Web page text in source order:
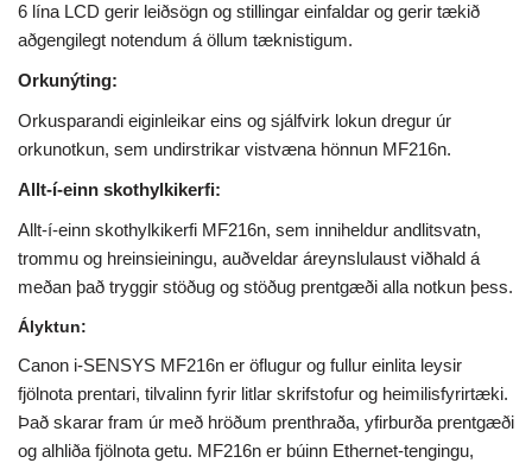
6 lína LCD gerir leiðsögn og stillingar einfaldar og gerir tækið
aðgengilegt notendum á öllum tæknistigum.
Orkunýting:
Orkusparandi eiginleikar eins og sjálfvirk lokun dregur úr
orkunotkun, sem undirstrikar vistvæna hönnun MF216n.
Allt-í-einn skothylkikerfi:
Allt-í-einn skothylkikerfi MF216n, sem inniheldur andlitsvatn,
trommu og hreinsieiningu, auðveldar áreynslulaust viðhald á
meðan það tryggir stöðug og stöðug prentgæði alla notkun þess.
Ályktun:
Canon i-SENSYS MF216n er öflugur og fullur einlita leysir
fjölnota prentari, tilvalinn fyrir litlar skrifstofur og heimilisfyrirtæki.
Það skarar fram úr með hröðum prenthraða, yfirburða prentgæði
og alhliða fjölnota getu. MF216n er búinn Ethernet-tengingu,